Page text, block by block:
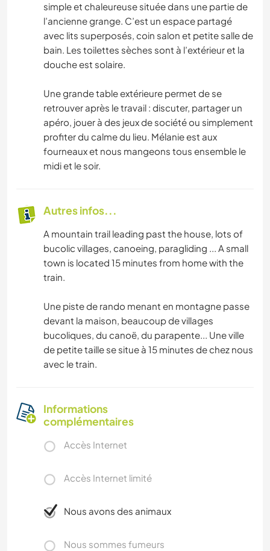
simple et chaleureuse située dans une partie de
l’ancienne grange. C’est un espace partagé
avec lits superposés, coin salon et petite salle de
bain. Les toilettes sèches sont à l’extérieur et la
douche est solaire.
Une grande table extérieure permet de se
retrouver après le travail : discuter, partager un
apéro, jouer à des jeux de société ou simplement
profiter du calme du lieu. Mélanie est aux
fourneaux et nous mangeons tous ensemble le
midi et le soir.
Autres infos...
A mountain trail leading past the house, lots of
bucolic villages, canoeing, paragliding ... A small
town is located 15 minutes from home with the
train.
Une piste de rando menant en montagne passe
devant la maison, beaucoup de villages
bucoliques, du canoë, du parapente... Une ville
de petite taille se situe à 15 minutes de chez nous
avec le train.
Informations
complémentaires
Accès Internet
Accès Internet limité
Nous avons des animaux
Nous sommes fumeurs